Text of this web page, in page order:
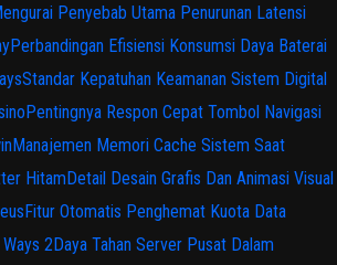
Penyebab Utama Penurunan Latensi
Perbandingan Efisiensi Konsumsi Daya Baterai
Standar Kepatuhan Keamanan Sistem Digital
Pentingnya Respon Cepat Tombol Navigasi
Manajemen Memori Cache Sistem Saat
HitamDetail Desain Grafis Dan Animasi Visual
Fitur Otomatis Penghemat Kuota Data
2Daya Tahan Server Pusat Dalam